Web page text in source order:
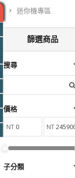
迷你機專區
篩選商品
搜尋
價格
NT NT
子分類
(0)
剩餘數